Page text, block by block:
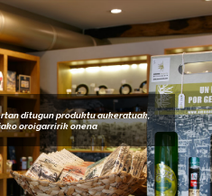
ditugun produktu aukeratuak,
oroigarririk onena